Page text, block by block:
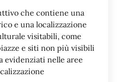
che contiene una
e una localizzazione
visitabili, come
e siti non più visibili
evidenziati nelle aree